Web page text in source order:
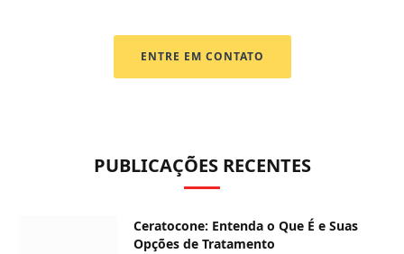
ENTRE EM CONTATO
PUBLICAÇÕES RECENTES
Ceratocone: Entenda o Que É e Suas
Opções de Tratamento